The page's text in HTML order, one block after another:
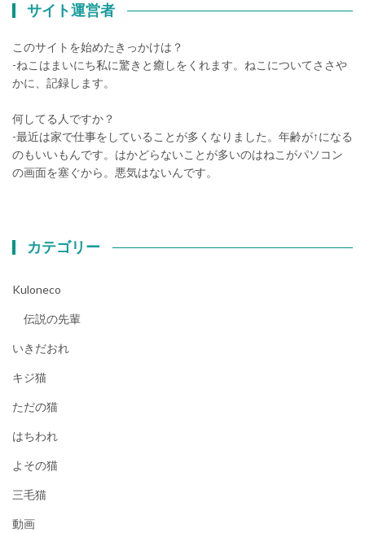
サイト運営者
このサイトを始めたきっかけは？
-ねこはまいにち私に驚きと癒しをくれます。ねこについてささや
かに、記録します。
何してる人ですか？
-最近は家で仕事をしていることが多くなりました。年齢が↑になる
のもいいもんです。はかどらないことが多いのはねこがパソコン
の画面を塞ぐから。悪気はないんです。
カテゴリー
Kuloneco
伝説の先輩
いきだおれ
キジ猫
ただの猫
はちわれ
よその猫
三毛猫
動画